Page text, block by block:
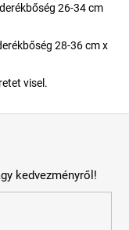
26-34 cm
28-36 cm x
visel.
kedvezményről!